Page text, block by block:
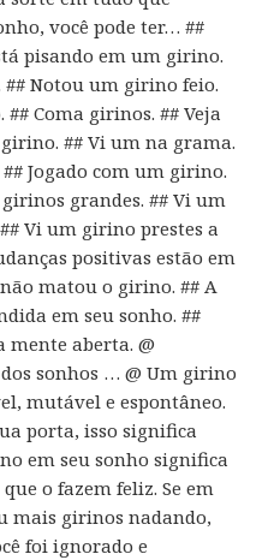
você pode ter… ##
pisando em um girino.
Notou um girino feio.
Coma girinos. ## Veja
## Vi um na grama.
Jogado com um girino.
grandes. ## Vi um
Vi um girino prestes a
positivas estão em
matou o girino. ## A
em seu sonho. ##
mente aberta. @
sonhos … @ Um girino
mutável e espontâneo.
porta, isso significa
em seu sonho significa
o fazem feliz. Se em
mais girinos nadando,
foi ignorado e